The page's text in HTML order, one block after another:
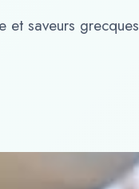
et saveurs grecques